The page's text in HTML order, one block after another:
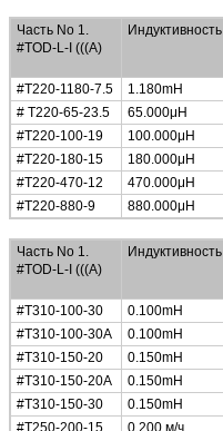
Часть No 1.
#TOD-L-I (((А)
Индуктивность
#T220-1180-7.5 1.180mH
# T220-65-23.5
65.000μ H
#T220-100-19
100.000μ H
#T220-180-15
180.000μ H
#T220-470-12
470.000μ H
#T220-880-9
880.000μ H
Часть No 1.
#TOD-L-I (((А)
Индуктивность
#T310-100-30 0.100mH
#T310-100-30A
0.100mH
#T310-150-20
0.150mH
#T310-150-20A
0.150mH
#T310-150-30
0.150mH
#T250-200-15
0.200 м/ч